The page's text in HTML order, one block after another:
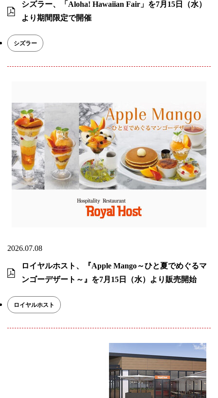
シズラー、「Aloha! Hawaiian Fair」を7月15日（水）
より期間限定で開催
シズラー
2026.07.08
ロイヤルホスト、『Apple Mango～ひと夏でめぐるマ
ンゴーデザート～』を7月15日（水）より販売開始
ロイヤルホスト